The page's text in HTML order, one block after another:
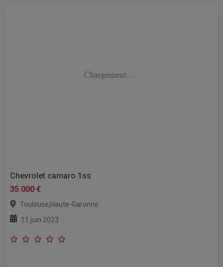
Chevrolet camaro 1ss
35 000 €
Toulouse,Haute-Garonne
11 juin 2023